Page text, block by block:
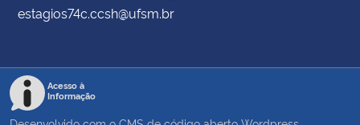
estagios74c.ccsh@ufsm.br
Acesso à
Informação